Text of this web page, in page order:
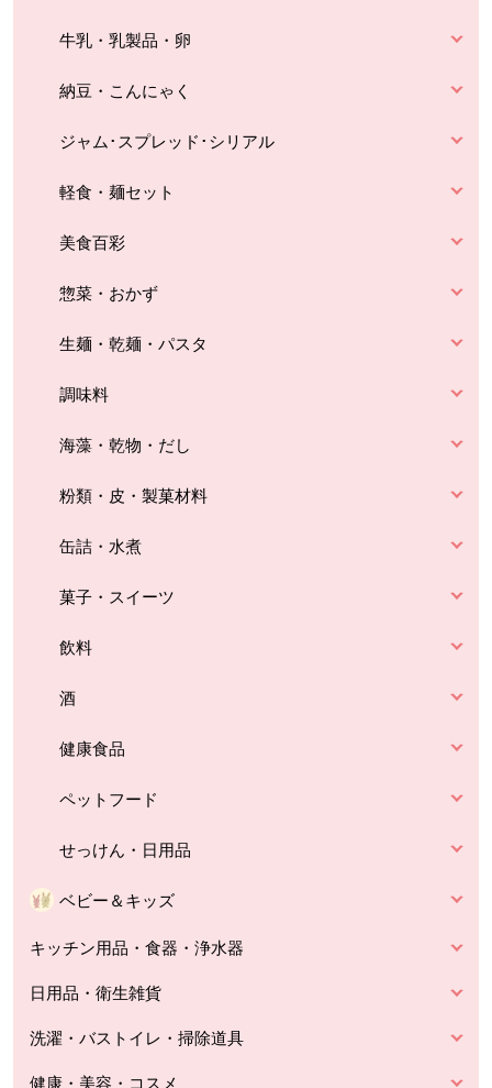
牛乳・乳製品・卵
納豆・こんにゃく
ジャム･スプレッド･シリアル
軽食・麺セット
美食百彩
惣菜・おかず
生麺・乾麺・パスタ
調味料
海藻・乾物・だし
粉類・皮・製菓材料
缶詰・水煮
菓子・スイーツ
飲料
酒
健康食品
ペットフード
せっけん・日用品
ベビー＆キッズ
キッチン用品・食器・浄水器
日用品・衛生雑貨
洗濯・バストイレ・掃除道具
健康・美容・コスメ